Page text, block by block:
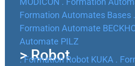
Mécanique industrielle et
graissage
Hydraulique
et habilitation hydraulique
Pneumatique industrielle
Formation Automates Bases
Formation Automate
Automate PILZ
> Robot
. Formation Robot KUKA .